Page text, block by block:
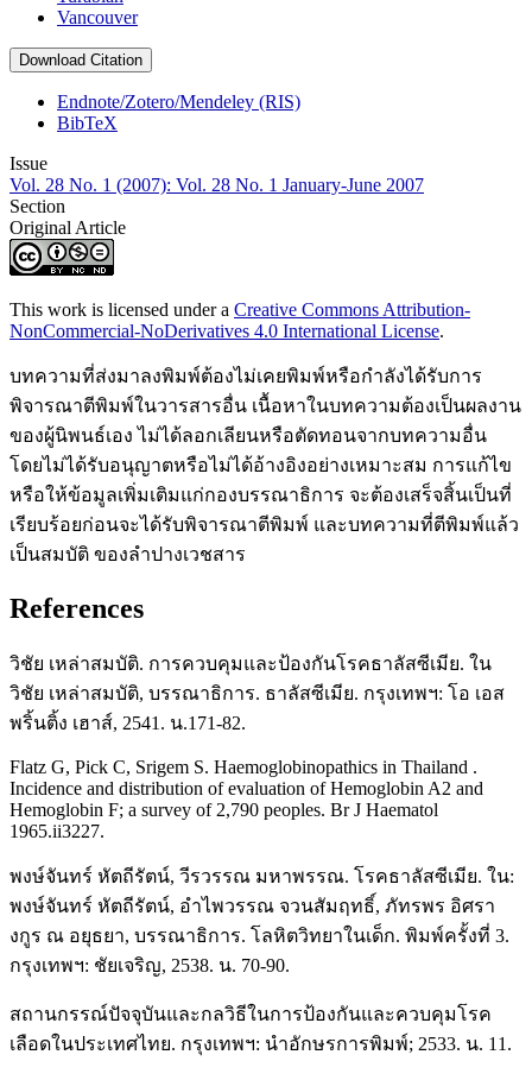
Vancouver
Download Citation
Endnote/Zotero/Mendeley (RIS)
BibTeX
Issue
Vol. 28 No. 1 (2007): Vol. 28 No. 1 January-June 2007
Section
Original Article
This work is licensed under a Creative Commons Attribution-
NonCommercial-NoDerivatives 4.0 International License.
บทความที่ส่งมาลงพิมพ์ต้องไม่เคยพิมพ์หรือกำลังได้รับการ
พิจารณาตีพิมพ์ในวารสารอื่น เนื้อหาในบทความต้องเป็นผลงาน
ของผู้นิพนธ์เอง ไม่ได้ลอกเลียนหรือตัดทอนจากบทความอื่น
โดยไม่ได้รับอนุญาตหรือไม่ได้อ้างอิงอย่างเหมาะสม การแก้ไข
หรือให้ข้อมูลเพิ่มเติมแก่กองบรรณาธิการ จะต้องเสร็จสิ้นเป็นที่
เรียบร้อยก่อนจะได้รับพิจารณาตีพิมพ์ และบทความที่ตีพิมพ์แล้ว
เป็นสมบัติ ของลำปางเวชสาร
References
วิชัย เหล่าสมบัติ. การควบคุมและป้องกันโรคธาลัสซีเมีย. ใน
วิชัย เหล่าสมบัติ, บรรณาธิการ. ธาลัสซีเมีย. กรุงเทพฯ: โอ เอส
พริ้นติ้ง เฮาส์, 2541. น.171-82.
Flatz G, Pick C, Srigem S. Haemoglobinopathics in Thailand .
Incidence and distribution of evaluation of Hemoglobin A2 and
Hemoglobin F; a survey of 2,790 peoples. Br J Haematol
1965.ii3227.
พงษ์จันทร์ หัตถีรัตน์, วีรวรรณ มหาพรรณ. โรคธาลัสซีเมีย. ใน:
พงษ์จันทร์ หัตถีรัตน์, อำไพวรรณ จวนสัมฤทธิ์, ภัทรพร อิศรา
งกูร ณ อยุธยา, บรรณาธิการ. โลหิตวิทยาในเด็ก. พิมพ์ครั้งที่ 3.
กรุงเทพฯ: ชัยเจริญ, 2538. น. 70-90.
สถานกรรณ์ปัจจุบันและกลวิธีในการป้องกันและควบคุมโรค
เลือดในประเทศไทย. กรุงเทพฯ: นำอักษรการพิมพ์; 2533. น. 11.